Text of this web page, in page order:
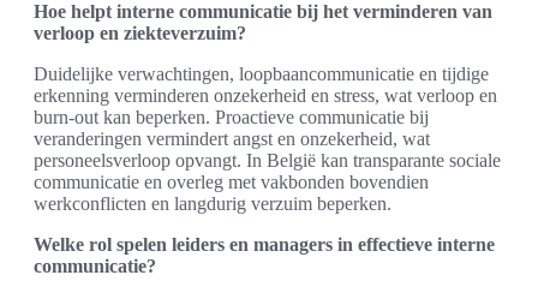
Hoe helpt interne communicatie bij het verminderen van
verloop en ziekteverzuim?
Duidelijke verwachtingen, loopbaancommunicatie en tijdige
erkenning verminderen onzekerheid en stress, wat verloop en
burn-out kan beperken. Proactieve communicatie bij
veranderingen vermindert angst en onzekerheid, wat
personeelsverloop opvangt. In België kan transparante sociale
communicatie en overleg met vakbonden bovendien
werkconflicten en langdurig verzuim beperken.
Welke rol spelen leiders en managers in effectieve interne
communicatie?